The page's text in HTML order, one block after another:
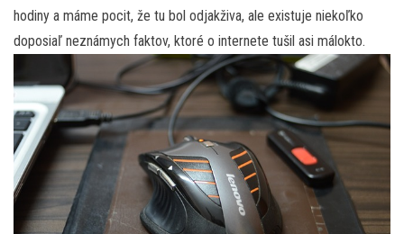
hodiny a máme pocit, že tu bol odjakživa, ale existuje niekoľko
doposiaľ neznámych faktov, ktoré o internete tušil asi málokto.